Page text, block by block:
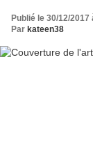
Publié le 30/12/2017
Par kateen38